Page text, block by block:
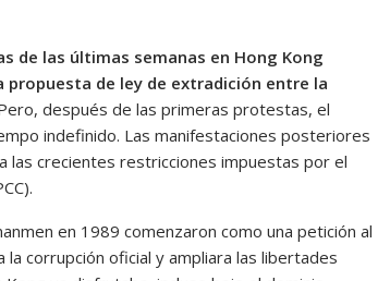
de las últimas semanas en Hong Kong
propuesta de ley de extradición entre la
después de las primeras protestas, el
indefinido. Las manifestaciones posteriores
las crecientes restricciones impuestas por el
en 1989 comenzaron como una petición al
la corrupción oficial y ampliara las libertades